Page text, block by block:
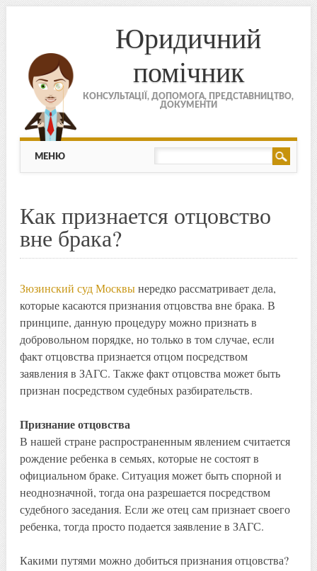
Юридичний
помічник
КОНСУЛЬТАЦІЇ, ДОПОМОГА, ПРЕДСТАВНИЦТВО,
ДОКУМЕНТИ
МЕНЮ
Skip to content
МЕНЮ
Как признается отцовство
вне брака?
Зюзинский суд Москвынередко рассматривает дела,
которые касаются признания отцовства вне брака. В
принципе, данную процедуру можно признать в
добровольном порядке, но только в том случае, если
факт отцовства признается отцом посредством
заявления в ЗАГС. Также факт отцовства может быть
признан посредством судебных разбирательств.
Признание отцовства
В нашей стране распространенным явлением считается
рождение ребенка в семьях, которые не состоят в
официальном браке. Ситуация может быть спорной и
неоднозначной, тогда она разрешается посредством
судебного заседания. Если же отец сам признает своего
ребенка, тогда просто подается заявление в ЗАГС.
Какими путями можно добиться признания отцовства?